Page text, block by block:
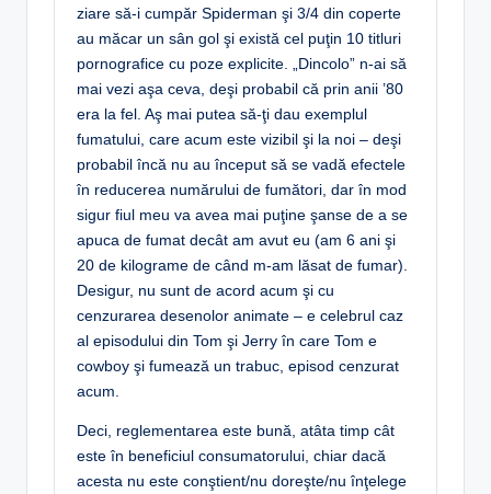
ziare să-i cumpăr Spiderman şi 3/4 din coperte
au măcar un sân gol şi există cel puţin 10 titluri
pornografice cu poze explicite. „Dincolo” n-ai să
mai vezi aşa ceva, deşi probabil că prin anii ’80
era la fel. Aş mai putea să-ţi dau exemplul
fumatului, care acum este vizibil şi la noi – deşi
probabil încă nu au început să se vadă efectele
în reducerea numărului de fumători, dar în mod
sigur fiul meu va avea mai puţine şanse de a se
apuca de fumat decât am avut eu (am 6 ani şi
20 de kilograme de când m-am lăsat de fumar).
Desigur, nu sunt de acord acum şi cu
cenzurarea desenolor animate – e celebrul caz
al episodului din Tom şi Jerry în care Tom e
cowboy şi fumează un trabuc, episod cenzurat
acum.
Deci, reglementarea este bună, atâta timp cât
este în beneficiul consumatorului, chiar dacă
acesta nu este conştient/nu doreşte/nu înţelege